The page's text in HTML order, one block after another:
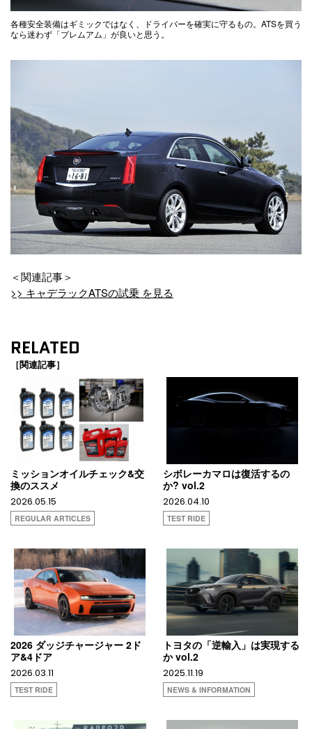
各種安全装備はギミックではなく、ドライバーを確実に守るもの。ATSを買う
なら迷わず「プレムアム」が良いと思う。
＜関連記事＞
>> キャデラックATSの試乗 を見る
RELATED
［関連記事］
ミッションオイルチェック&交
換のススメ
2026.05.15
REGULAR ARTICLES
シボレーカマロは復活するの
か? vol.2
2026.04.10
TEST RIDE
2026 ダッジチャージャー 2ド
ア&4ドア
2026.03.11
TEST RIDE
トヨタの「逆輸入」は実現する
か vol.2
2025.11.19
NEWS & INFORMATION